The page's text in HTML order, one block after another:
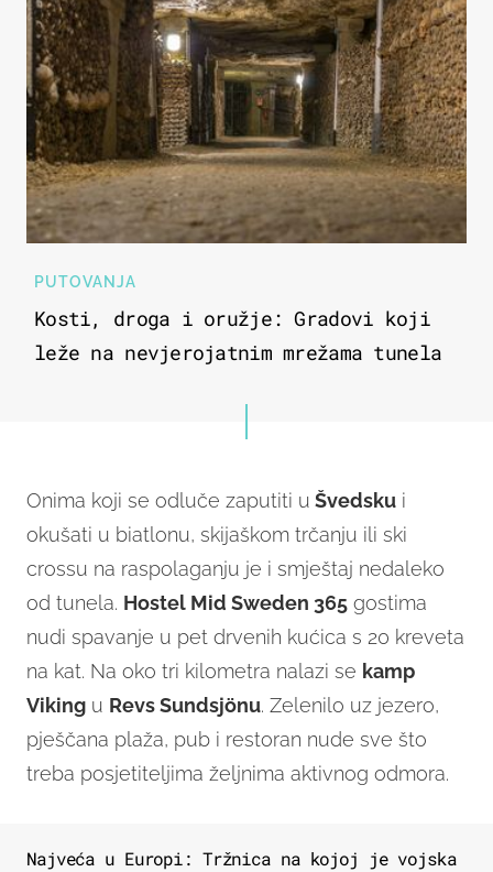
PUTOVANJA
Kosti, droga i oružje: Gradovi koji
leže na nevjerojatnim mrežama tunela
Onima koji se odluče zaputiti u Švedsku i
okušati u biatlonu, skijaškom trčanju ili ski
crossu na raspolaganju je i smještaj nedaleko
od tunela. Hostel Mid Sweden 365 gostima
nudi spavanje u pet drvenih kućica s 20 kreveta
na kat. Na oko tri kilometra nalazi se kamp
Viking u Revs Sundsjönu. Zelenilo uz jezero,
pješčana plaža, pub i restoran nude sve što
treba posjetiteljima željnima aktivnog odmora.
Najveća u Europi: Tržnica na kojoj je vojska